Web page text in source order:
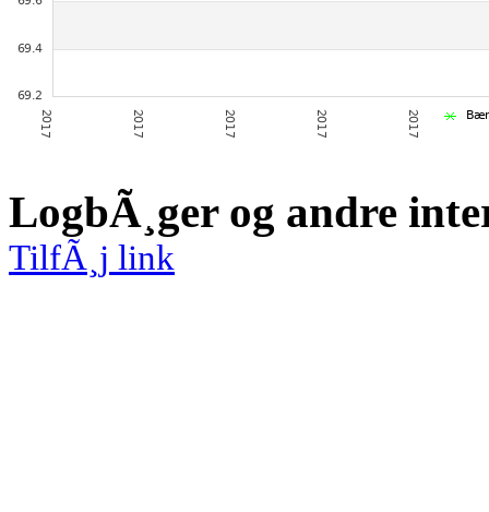
LogbÃ¸ger og andre
TilfÃ¸j link